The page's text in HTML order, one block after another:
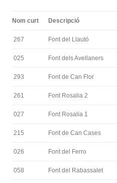
Nom curt Descripció
267 Font del Llautó
025 Font dels Avellaners
293 Font de Can Flor
261 Font Rosalia 2
027 Font Rosalia 1
215 Font de Can Cases
026 Font del Ferro
058 Font del Rabassalet